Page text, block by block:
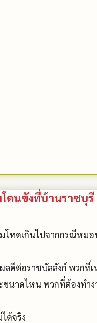
ดนขังที่บ้านราชบุรี
มโหดเกินไปจากกรณีหม
ดีต่อราชบัลลังก์ พวกที่
นาดไหน พวกที่ต้องทำง
ด้จริง